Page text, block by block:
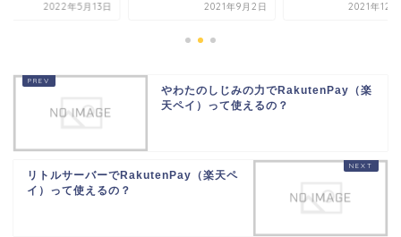
2021年9月2日 2021年12月20日 2022年5
やわたのしじみの力でRakutenPay（楽
天ペイ）って使えるの？
リトルサーバーでRakutenPay（楽天ペ
イ）って使えるの？